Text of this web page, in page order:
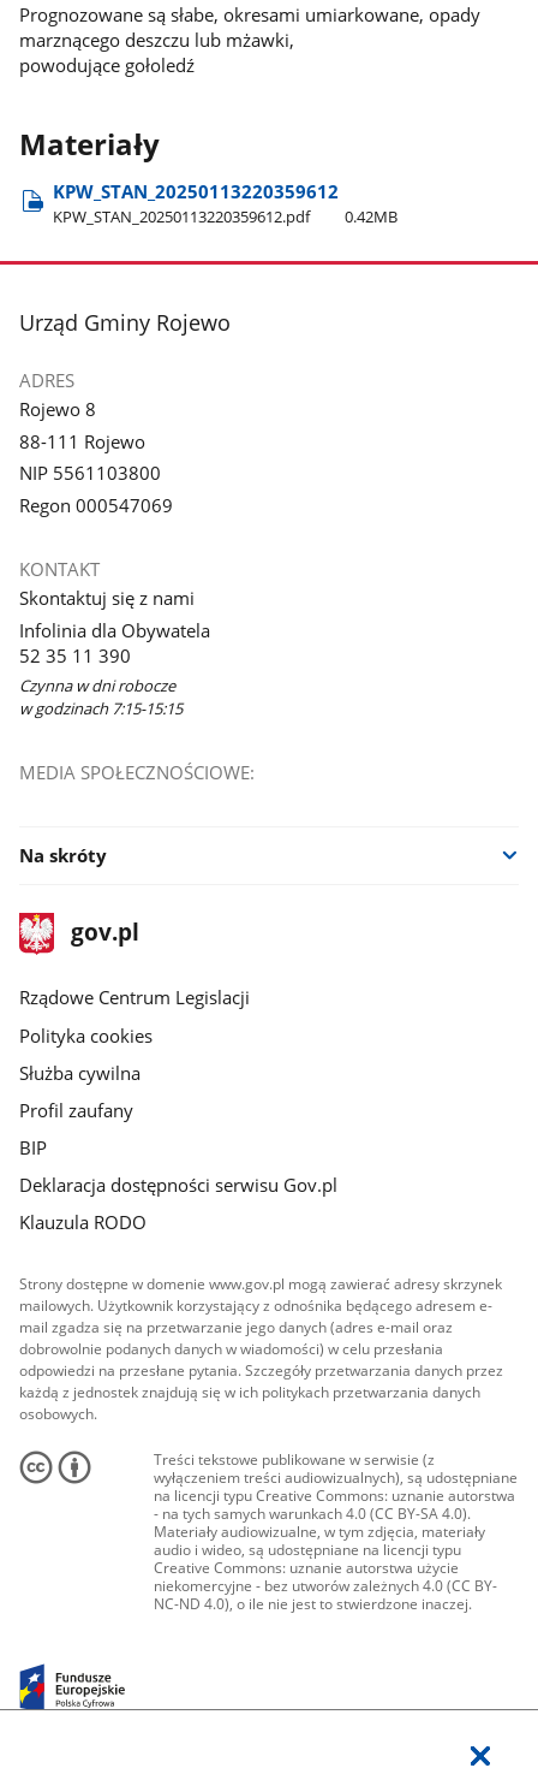
Prognozowane są słabe, okresami umiarkowane, opady
marznącego deszczu lub mżawki,
powodujące gołoledź
Materiały
KPW​_STAN​_20250113220359612
KPW​_STAN​_20250113220359612.pdf 0.42MB
stopka
Urząd Gminy Rojewo
ADRES
Rojewo 8
88-111 Rojewo
NIP 5561103800
Regon 000547069
KONTAKT
Skontaktuj się z nami
Infolinia dla Obywatela
52 35 11 390
Czynna w dni robocze
w godzinach 7:15-15:15
MEDIA SPOŁECZNOŚCIOWE:
Na skróty
stopka
gov.plStrona
gov.pl
Rządowe Centrum Legislacji
Polityka cookies
Służba cywilna
Profil zaufany
BIP
Deklaracja dostępności serwisu Gov.pl
Klauzula RODO
Strony dostępne w domenie www.gov.pl mogą zawierać adresy skrzynek
mailowych. Użytkownik korzystający z odnośnika będącego adresem e-
mail zgadza się na przetwarzanie jego danych (adres e-mail oraz
dobrowolnie podanych danych w wiadomości) w celu przesłania
odpowiedzi na przesłane pytania. Szczegóły przetwarzania danych przez
każdą z jednostek znajdują się w ich politykach przetwarzania danych
osobowych.
Treści tekstowe publikowane w serwisie (z
wyłączeniem treści audiowizualnych), są udostępniane
na licencji typu Creative Commons: uznanie autorstwa
- na tych samych warunkach 4.0 (CC BY-SA 4.0).
Materiały audiowizualne, w tym zdjęcia, materiały
audio i wideo, są udostępniane na licencji typu
Creative Commons: uznanie autorstwa użycie
niekomercyjne - bez utworów zależnych 4.0 (CC BY-
NC-ND 4.0), o ile nie jest to stwierdzone inaczej.